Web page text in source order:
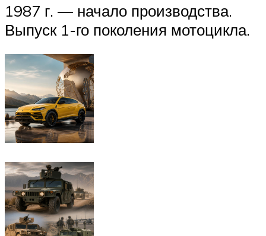
1987 г. — начало производства.
Выпуск 1-го поколения мотоцикла.